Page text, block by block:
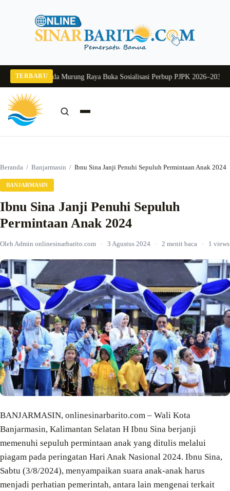
TERBARU
2026Pj Sekda Murung Raya Buka Sosialisasi Perbup PJPK 2026–2030
Beranda / Banjarmasin / Ibnu Sina Janji Penuhi Sepuluh Permintaan Anak 2024
BANJARMASIN
Ibnu Sina Janji Penuhi Sepuluh
Permintaan Anak 2024
Oleh Admin onlinesinarbarito.com · 3 Agustus 2024 · 2 menit baca · 1 views
BANJARMASIN, onlinesinarbarito.com – Wali Kota
Banjarmasin, Kalimantan Selatan H Ibnu Sina berjanji
memenuhi sepuluh permintaan anak yang ditulis melalui
piagam pada peringatan Hari Anak Nasional 2024. Ibnu Sina,
Sabtu (3/8/2024), menyampaikan suara anak-anak harus
menjadi perhatian pemerintah, antara lain mengenai terkait